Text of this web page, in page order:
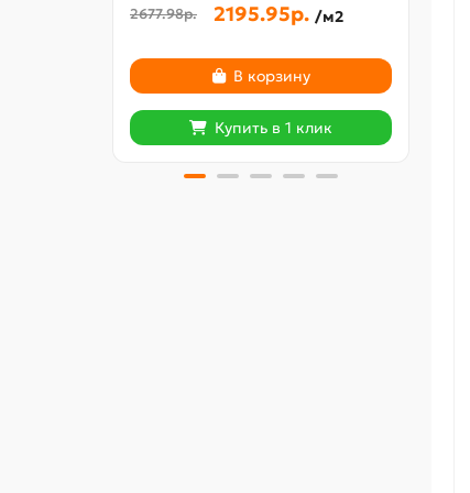
2677.98р. 2195.95р. /м2
В корзину
Купить в 1 клик